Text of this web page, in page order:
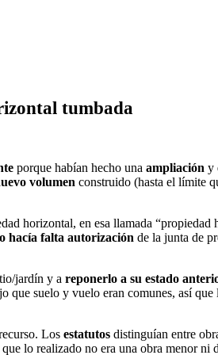
tumbada
porque habían hecho una ampliación y
volumen construido (hasta el límite
horizontal, en esa llamada “propiedad
hacía falta autorización de la junta de
jardín y a reponerlo a su estado
suelo y vuelo eran comunes, así que
Los estatutos distinguían entre
lo realizado no era una obra menor ni